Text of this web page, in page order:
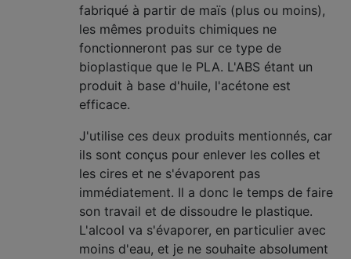
fabriqué à partir de maïs (plus ou moins),
les mêmes produits chimiques ne
fonctionneront pas sur ce type de
bioplastique que le PLA. L'ABS étant un
produit à base d'huile, l'acétone est
efficace.
J'utilise ces deux produits mentionnés, car
ils sont conçus pour enlever les colles et
les cires et ne s'évaporent pas
immédiatement. Il a donc le temps de faire
son travail et de dissoudre le plastique.
L'alcool va s'évaporer, en particulier avec
moins d'eau, et je ne souhaite absolument